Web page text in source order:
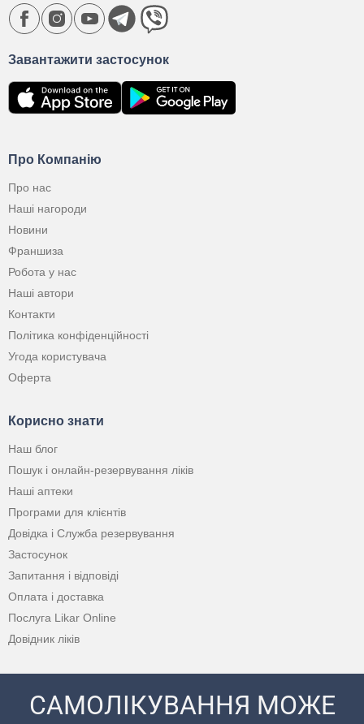
Про Компанію
Про нас
Наші нагороди
Новини
Франшиза
Робота у нас
Наші автори
Контакти
Політика конфіденційності
Угода користувача
Оферта
Корисно знати
Наш блог
Пошук і онлайн-резервування ліків
Наші аптеки
Програми для клієнтів
Довідка і Служба резервування
Застосунок
Запитання і відповіді
Оплата і доставка
Послуга Likar Online
Довідник ліків
Завантажити застосунок
САМОЛІКУВАННЯ МОЖЕ